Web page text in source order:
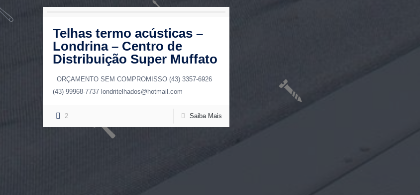
Telhas termo acústicas –
Londrina – Centro de
Distribuição Super Muffato
ORÇAMENTO SEM COMPROMISSO (43) 3357-6926
(43) 99968-7737 londritelhados@hotmail.com
2 Saiba Mais